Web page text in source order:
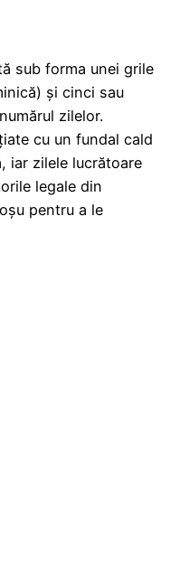
sub forma unei grile
și cinci sau
zilelor.
cu un fundal cald
iar zilele lucrătoare
legale din
pentru a le